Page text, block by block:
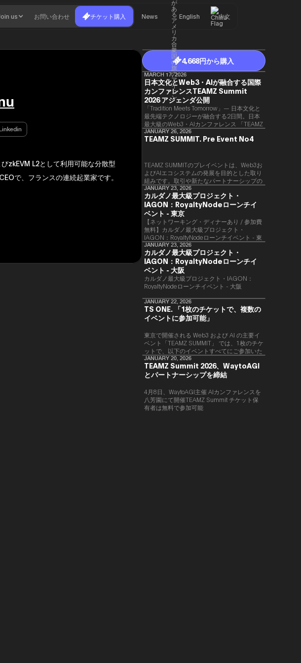
us お問い合わせ チケット購入 News English 中文
zkEVM L2として利用可能な分散型
で、フランスの連続起業家です。
4,668円から購入
MARCH 17, 2026
日本文化とWeb3・AIが融合する国際
カンファレンスTEAMZ Summit
2026 アジェンダ公開
「Tradition Meets Tomorrow」— 日本文化と
最先端テクノロジーが融合する2日間。日本
最大級のWeb3・AIカンファレンス 「TEAMZ
Summit 2026」 が、2026年4月7日・8日に
東京・八芳園にて開催されます。今年のテー
る、特別な2日間となります。このたび、公
式アジェンダが公開されました。（※登壇者
のスケジュール等の都合により、開催までに
内容が変更となる可能性があります。）
JANUARY 26, 2026
TEAMZ SUMMIT. Pre Event No4
TEAMZ SUMMITのプレイベントは、Web3お
よびAIエコシステムの発展を目的とした取り
組みです。​取引や新たなパートナーシップの
90％以上が対面で生まれることから、
TEAMZでは本イベント前に定員制の交流会
を開催し、リラックスした雰囲気の中で質の
高いネットワーキングを促進しています。
JANUARY 23, 2026
カルダノ最大級プロジェクト・
IAGON：RoyaltyNodeローンチイ
ベント - 東京
【ネットワーキング・ディナーあり / 参加費
無料】カルダノ最大級プロジェクト・
IAGON：RoyaltyNodeローンチイベント - 東
京
JANUARY 23, 2026
カルダノ最大級プロジェクト・
IAGON：RoyaltyNodeローンチイ
ベント - 大阪
​カルダノ最大級プロジェクト・IAGON：
RoyaltyNodeローンチイベント - 大阪
JANUARY 22, 2026
TS ONE. 「1枚のチケットで、複数の
イベントに参加可能」
東京で開催される Web3 および AI の主要イ
ベント「TEAMZ SUMMIT」 では、1枚のチケ
ットで、以下のイベントすべてにご参加いた
だけます。
JANUARY 20, 2026
TEAMZ Summit 2026、WaytoAGI
とパートナーシップを締結
4月8日、WaytoAGI主催 AIカンファレンスを
八芳園にて開催TEAMZ Summit チケット保
有者は無料で参加可能